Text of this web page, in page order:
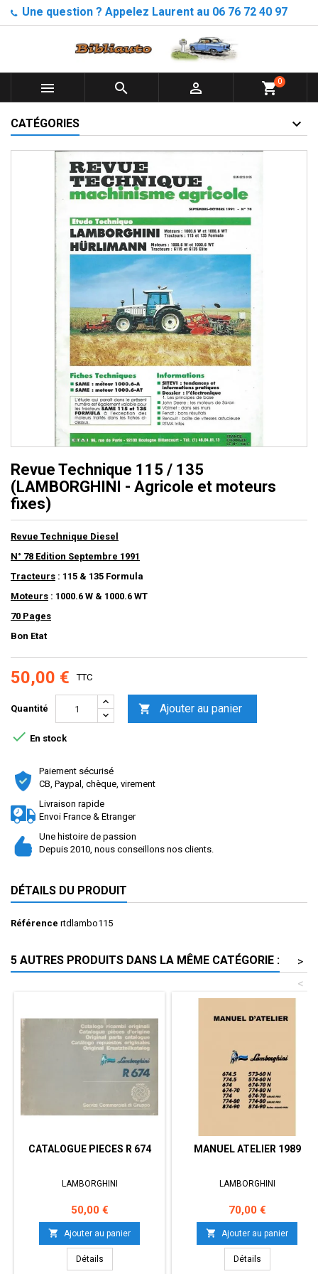
Une question ? Appelez Laurent au 06 76 72 40 97
   shopping_cart0
CATÉGORIES
Revue Technique 115 / 135
(LAMBORGHINI - Agricole et moteurs
fixes)
Revue Technique Diesel
N° 78 Edition Septembre 1991
Tracteurs : 115 & 135 Formula
Moteurs : 1000.6 W & 1000.6 WT
70 Pages
Bon Etat
50,00 € TTC
Quantité  Ajouter au panier
 En stock
Paiement sécurisé
CB, Paypal, chèque, virement
Livraison rapide
Envoi France & Etranger
Une histoire de passion
Depuis 2010, nous conseillons nos clients.
DÉTAILS DU PRODUIT
Référence rtdlambo115
5 AUTRES PRODUITS DANS LA MÊME CATÉGORIE :
>
<
CATALOGUE PIECES R 674
LAMBORGHINI
Prix
50,00 €
 Ajouter au panier
Détails
MANUEL ATELIER 1989
LAMBORGHINI
Prix
70,00 €
 Ajouter au panier
Détails